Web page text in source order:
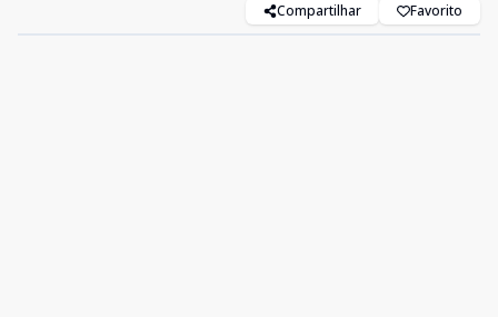
Compartilhar Favorito